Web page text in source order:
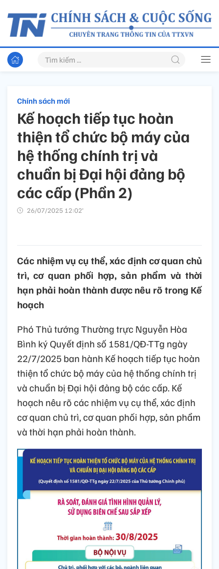
Chính sách mới
Kế hoạch tiếp tục hoàn
thiện tổ chức bộ máy của
hệ thống chính trị và
chuẩn bị Đại hội đảng bộ
các cấp (Phần 2)
26/07/2025 12:02’
Các nhiệm vụ cụ thể, xác định cơ quan chủ
trì, cơ quan phối hợp, sản phẩm và thời
hạn phải hoàn thành được nêu rõ trong Kế
hoạch
Phó Thủ tướng Thường trực Nguyễn Hòa
Bình ký Quyết định số 1581/QĐ-TTg ngày
22/7/2025 ban hành Kế hoạch tiếp tục hoàn
thiện tổ chức bộ máy của hệ thống chính trị
và chuẩn bị Đại hội đảng bộ các cấp. Kế
hoạch nêu rõ các nhiệm vụ cụ thể, xác định
cơ quan chủ trì, cơ quan phối hợp, sản phẩm
và thời hạn phải hoàn thành.